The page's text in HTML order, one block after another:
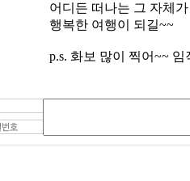
어디든 떠나는 그 자체
행복한 여행이 되길~~
p.s. 화보 많이 찍어~~